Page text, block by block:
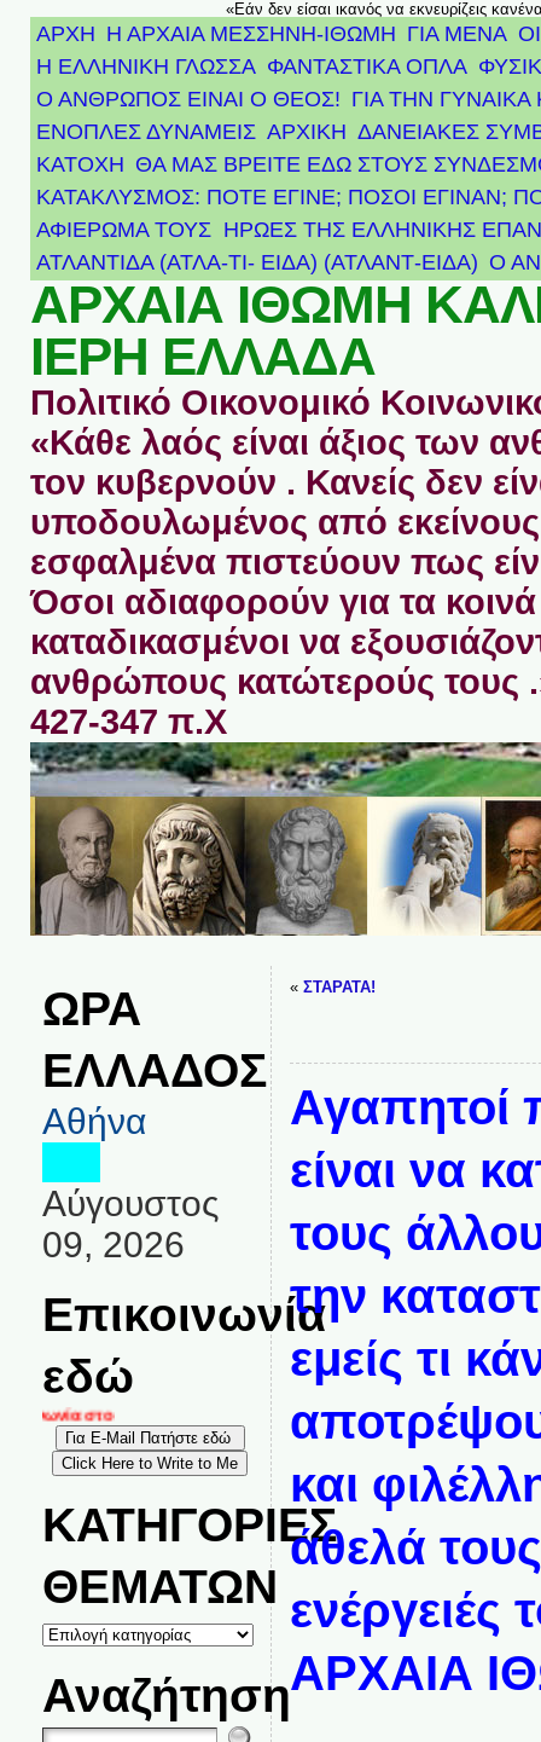
«Εάν δεν είσαι ικανός να εκνευρίζεις
ΑΡΧΗ Η ΑΡΧΑΙΑ ΜΕΣΣΗΝΗ-ΙΘΩΜΗ ΓΙΑ ΜΕΝΑ
Η ΕΛΛΗΝΙΚΗ ΓΛΩΣΣΑ ΦΑΝΤΑΣΤΙΚΑ ΟΠΛΑ
Ο ΑΝΘΡΩΠΟΣ ΕΙΝΑΙ Ο ΘΕΟΣ! ΓΙΑ ΤΗΝ ΓΥΝΑΙΚΑ
ΕΝΟΠΛΕΣ ΔΥΝΑΜΕΙΣ ΑΡΧΙΚΉ ΔΑΝΕΙΑΚΕΣ
ΚΑΤΟΧΗ ΘΑ ΜΑΣ ΒΡΕΙΤΕ ΕΔΩ ΣΤΟΥΣ
ΚΑΤΑΚΛΥΣΜΟΣ: ΠΟΤΕ ΕΓΙΝΕ; ΠΟΣΟΙ ΕΓΙΝΑΝ;
ΑΦΙΈΡΩΜΑ ΤΟΥΣ ΉΡΩΕΣ ΤΗΣ ΕΛΛΗΝΙΚΉΣ
ΑΤΛΑΝΤΊΔΑ (ΑΤΛΑ-ΤΙ- ΕΙΔΑ) (ΑΤΛΑΝΤ-ΕΙΔΑ) Ο
ΑΡΧΑΙΑ ΙΘΩΜΗ
ΙΕΡΗ ΕΛΛΑΔΑ
Πολιτικό Οικονομικό
«Κάθε λαός είναι άξιος των
τον κυβερνούν . Κανείς δεν
υποδουλωμένος από
εσφαλμένα πιστεύουν πως
Όσοι αδιαφορούν για τα κοινά
καταδικασμένοι να
ανθρώπους κατώτερούς τους
427-347 π.Χ
ΩΡΑ
ΕΛΛΑΔΟΣ
Αθήνα
Αύγουστος
09, 2026
Επικοινωνία
εδώ
στο
ΚΑΤΗΓΟΡΙΕΣ
ΘΕΜΑΤΩΝ
ΚΑΤΗΓΟΡΙΕΣ
ΘΕΜΑΤΩΝ
Αναζήτηση
« ΣΤΑΡΑΤΑ!
Αγαπητοί
είναι να
τους
την
εμείς τι
και
άθελά
ενέργειές
ΑΡΧΑΙΑ